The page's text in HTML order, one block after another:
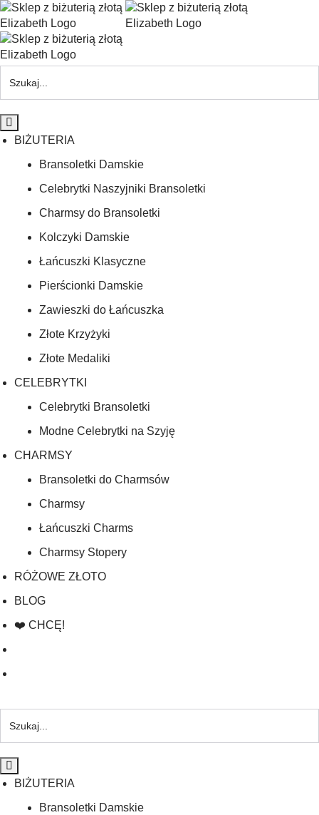
BIŻUTERIA
Bransoletki Damskie
Celebrytki Naszyjniki Bransoletki
Charmsy do Bransoletki
Kolczyki Damskie
Łańcuszki Klasyczne
Pierścionki Damskie
Zawieszki do Łańcuszka
Złote Krzyżyki
Złote Medaliki
CELEBRYTKI
Celebrytki Bransoletki
Modne Celebrytki na Szyję
CHARMSY
Bransoletki do Charmsów
Charmsy
Łańcuszki Charms
Charmsy Stopery
RÓŻOWE ZŁOTO
BLOG
❤️ CHCĘ!
BIŻUTERIA
Bransoletki Damskie